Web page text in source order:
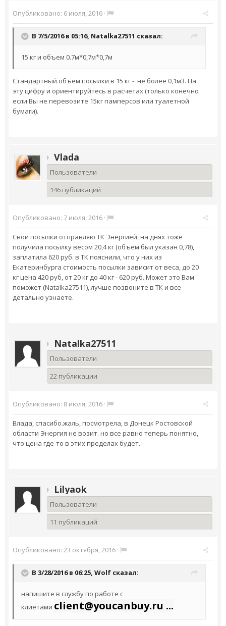
Опубликовано: 6 июля, 2016 ·
В 7/5/2016 в 05:16, Natalka27511 сказал:
15 кг и объем 0.7м*0,7м*0,7м
Стандартный объем посылки в 15 кг - не более 0,1м3. На
эту цифру и ориентируйтесь в расчетах (только конечно
если Вы не перевозите 15кг памперсов или туалетной
бумаги).
Vlada
Пользователи
146 публикаций
Опубликовано: 7 июля, 2016 ·
Свои посылки отправляю ТК Энергией, на днях тоже
получила посылку весом 20,4 кг (объем был указан 0,78),
заплатила 620 руб. в ТК пояснили, что у них из
Екатеринбурга стоимость посылки зависит от веса, до 20
кг цена 420 руб, от 20 кг до 40 кг - 620 руб. Может это Вам
поможет (Natalka27511), лучше позвоните в ТК и все
детально узнаете.
Natalka27511
Пользователи
22 публикации
Опубликовано: 8 июля, 2016 ·
Влада, спасибо.жаль, посмотрела, в Донецк Ростовской
области Энергия не возит. но все равно теперь понятно,
что цена где-то в этих пределах будет.
Lilyaok
Пользователи
11 публикаций
Опубликовано: 23 октября, 2016 ·
В 3/28/2016 в 06:25, Wolf сказал:
напишите в службу по работе с
клиетами client@youcanbuy.ru ...